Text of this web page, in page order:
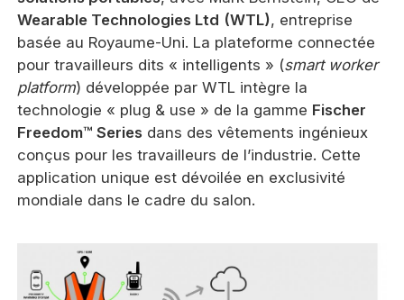
Wearable Technologies Ltd (WTL), entreprise
basée au Royaume-Uni. La plateforme connectée
pour travailleurs dits « intelligents » (smart worker
platform) développée par WTL intègre la
technologie « plug & use » de la gamme Fischer
Freedom™ Series dans des vêtements ingénieux
conçus pour les travailleurs de l’industrie. Cette
application unique est dévoilée en exclusivité
mondiale dans le cadre du salon.